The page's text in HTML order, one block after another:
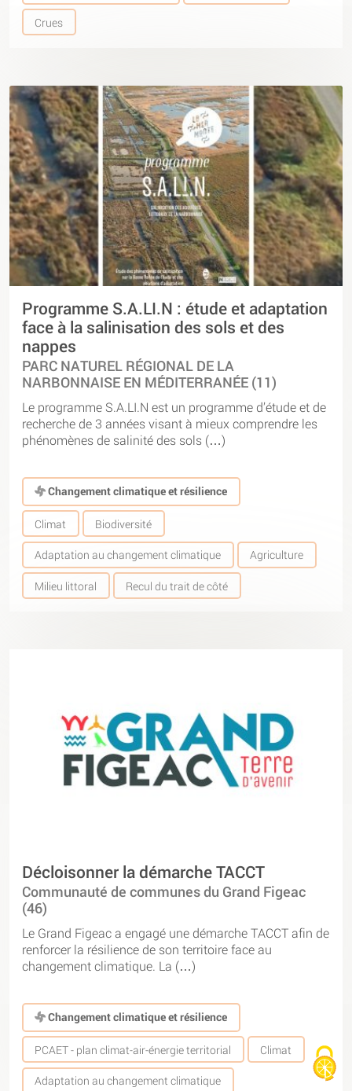
Crues
Programme S.A.LI.N : étude et adaptation
face à la salinisation des sols et des
nappes
PARC NATUREL RÉGIONAL DE LA
NARBONNAISE EN MÉDITERRANÉE (11)
Le programme S.A.LI.N est un programme d’étude et de
recherche de 3 années visant à mieux comprendre les
phénomènes de salinité des sols (…)
Changement climatique et résilience
Climat Biodiversité
Adaptation au changement climatique Agriculture
Milieu littoral Recul du trait de côté
Décloisonner la démarche TACCT
Communauté de communes du Grand Figeac
(46)
Le Grand Figeac a engagé une démarche TACCT afin de
renforcer la résilience de son territoire face au
changement climatique. La (…)
Changement climatique et résilience
PCAET - plan climat-air-énergie territorial Climat
Adaptation au changement climatique